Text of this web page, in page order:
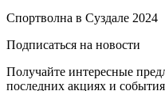
Спортволна в Суздале 2024
Подписаться на новости
Получайте интересные
последних акциях и